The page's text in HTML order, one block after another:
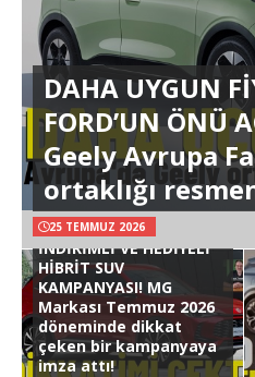
DAHA UYGUN
FORD’UN ÖNÜ
Geely Avrupa
ortaklığı
25 TEMMUZ 2026
İNDİRİMLİ VE HEDİYELİ
HİBRİT SUV
KAMPANYASI! MG
Markası Temmuz 2026
döneminde dikkat
çeken bir kampanyaya
imza attı!